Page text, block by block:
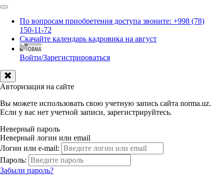
По вопросам приобретения доступа звоните: +998 (78)
150-11-72
Скачайте календарь кадровика на август
Войти/Зарегистрироваться
Авторизация на сайте
Вы можете использовать свою учетную запись сайта norma.uz.
Если у вас нет учетной записи, зарегистрируйтесь.
Неверный пароль
Неверный логин или email
Логин или e-mail:
Пароль:
Забыли пароль?